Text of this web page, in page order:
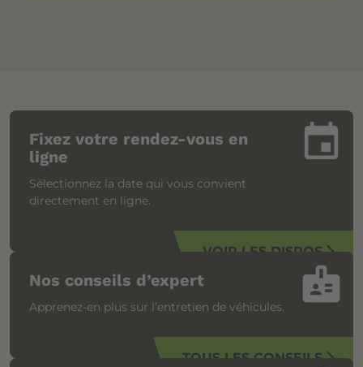
insert_invitation
Fixez votre rendez-vous en
ligne
Sélectionnez la date qui vous convient
directement en ligne.
VOIR LES DISPOSarrow_forward_ios
badge
Nos conseils d’expert
Apprenez-en plus sur l’entretien de véhicules.
TOUS LES CONSEILSarrow_forward_ios